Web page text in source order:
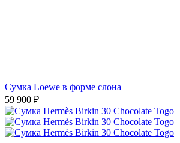
Сумка Loewe в форме слона
59 900 ₽